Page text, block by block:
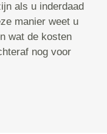
als u inderdaad
manier weet u
wat de kosten
nog voor